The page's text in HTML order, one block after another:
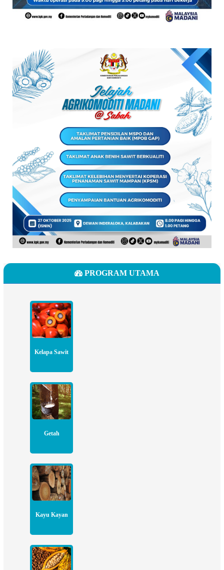
PROGRAM UTAMA
Kelapa Sawit
Getah
Kayu Kayan